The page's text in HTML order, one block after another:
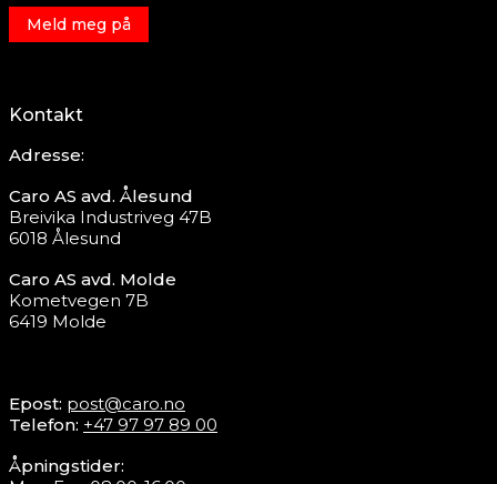
Meld meg på
Kontakt
Adresse:
Caro AS avd. Ålesund
Breivika Industriveg 47B
6018 Ålesund
Caro AS avd. Molde
Kometvegen 7B
6419 Molde
Epost: post@caro.no
Telefon: +47 97 97 89 00
Åpningstider: